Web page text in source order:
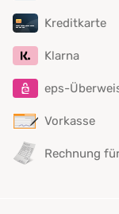
Kreditkarte
Klarna
eps-
Vorkasse
Rechnung